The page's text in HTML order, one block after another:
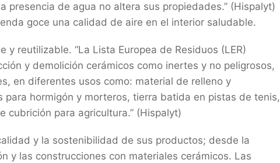
presencia de agua no altera sus propiedades.” (Hispalyt)
goce una calidad de aire en el interior saludable.
y reutilizable. “La Lista Europea de Residuos (LER)
y demolición cerámicos como inertes y no peligrosos,
en diferentes usos como: material de relleno y
para hormigón y morteros, tierra batida en pistas de tenis,
cubrición para agricultura.” (Hispalyt)
y la sostenibilidad de sus productos; desde la
y las construcciones con materiales cerámicos. Las